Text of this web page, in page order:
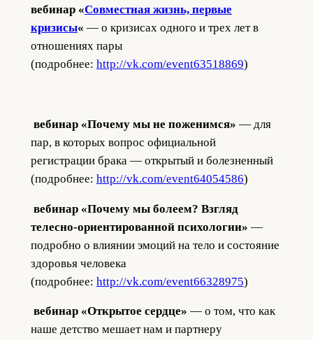
вебинар «Совместная жизнь, первые
кризисы« — о кризисах одного и трех лет в
отношениях пары
(подробнее: http://vk.com/event63518869)
вебинар «Почему мы не поженимся» — для
пар, в которых вопрос официальной
регистрации брака — открытый и болезненный
(подробнее: http://vk.com/event64054586)
вебинар «Почему мы болеем? Взгляд
телесно-ориентированной психологии» —
подробно о влиянии эмоций на тело и состояние
здоровья человека
(подробнее: http://vk.com/event66328975)
вебинар «Открытое сердце» — о том, что как
наше детство мешает нам и партнеру